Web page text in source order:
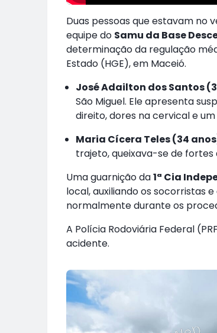
Duas pessoas que estavam no
equipe do Samu da Base
determinação da regulação
Estado (HGE), em Maceió.
José Adailton dos Santos
São Miguel. Ele apresenta
direito, dores na cervical e
Maria Cícera Teles (34
trajeto, queixava-se de fortes
Uma guarnição da1ª Cia
local, auxiliando os socorristas
normalmente durante os
A Polícia Rodoviária Federal
acidente.